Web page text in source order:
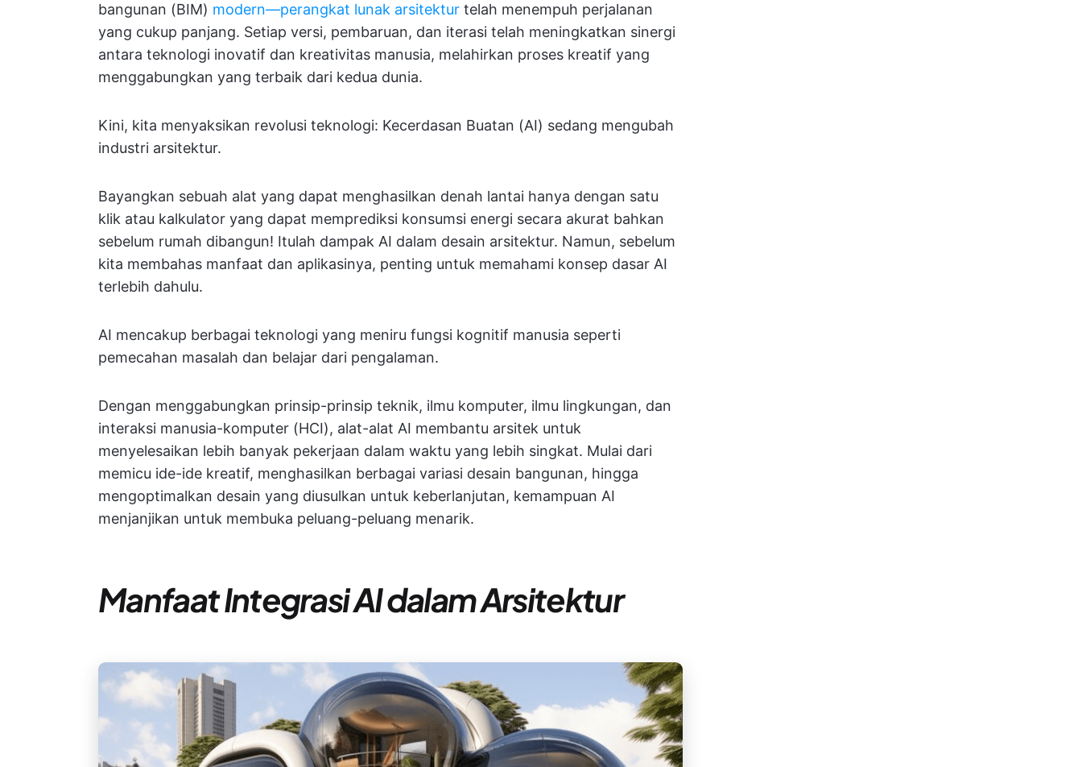
bangunan (BIM) modern—perangkat lunak arsitektur telah menempuh perjalanan
yang cukup panjang. Setiap versi, pembaruan, dan iterasi telah meningkatkan sinergi
antara teknologi inovatif dan kreativitas manusia, melahirkan proses kreatif yang
menggabungkan yang terbaik dari kedua dunia.
Kini, kita menyaksikan revolusi teknologi: Kecerdasan Buatan (AI) sedang mengubah
industri arsitektur.
Bayangkan sebuah alat yang dapat menghasilkan denah lantai hanya dengan satu
klik atau kalkulator yang dapat memprediksi konsumsi energi secara akurat bahkan
sebelum rumah dibangun! Itulah dampak AI dalam desain arsitektur. Namun, sebelum
kita membahas manfaat dan aplikasinya, penting untuk memahami konsep dasar AI
terlebih dahulu.
AI mencakup berbagai teknologi yang meniru fungsi kognitif manusia seperti
pemecahan masalah dan belajar dari pengalaman.
Dengan menggabungkan prinsip-prinsip teknik, ilmu komputer, ilmu lingkungan, dan
interaksi manusia-komputer (HCI), alat-alat AI membantu arsitek untuk
menyelesaikan lebih banyak pekerjaan dalam waktu yang lebih singkat. Mulai dari
memicu ide-ide kreatif, menghasilkan berbagai variasi desain bangunan, hingga
mengoptimalkan desain yang diusulkan untuk keberlanjutan, kemampuan AI
menjanjikan untuk membuka peluang-peluang menarik.
Manfaat Integrasi AI dalam Arsitektur